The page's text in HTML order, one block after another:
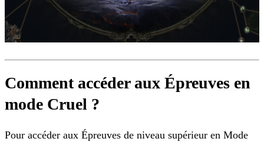
Comment accéder aux Épreuves en
mode Cruel ?
Pour accéder aux Épreuves de niveau supérieur en Mode